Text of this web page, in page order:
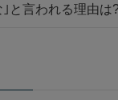
と言われる理由は